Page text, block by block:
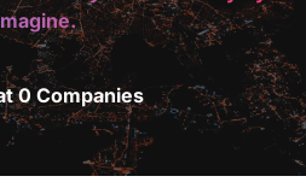
0 Companies